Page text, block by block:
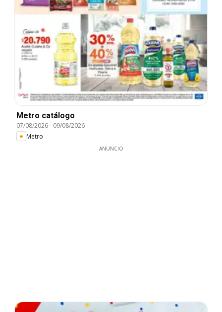
Metro catálogo
07/08/2026- 09/08/2026
Metro
ANUNCIO